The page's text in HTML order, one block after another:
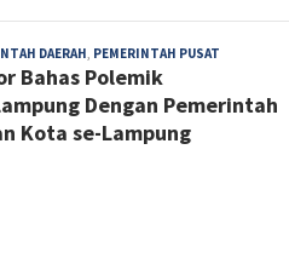
DAERAH, PEMERINTAH PUSAT
Bahas Polemik
Dengan Pemerintah
Kota se-Lampung